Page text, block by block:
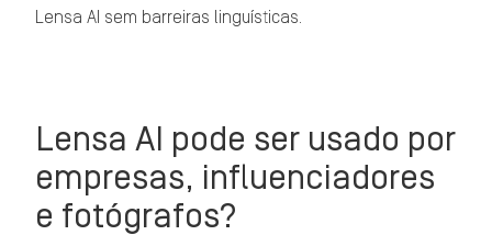
Lensa AI sem barreiras linguísticas.
Lensa AI pode ser usado por
empresas, influenciadores
e fotógrafos?